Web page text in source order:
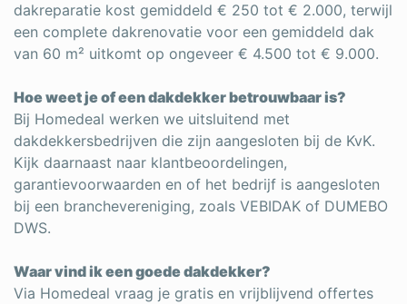
dakreparatie kost gemiddeld € 250 tot € 2.000, terwijl
een complete dakrenovatie voor een gemiddeld dak
van 60 m² uitkomt op ongeveer € 4.500 tot € 9.000.
Hoe weet je of een dakdekker betrouwbaar is?
Bij Homedeal werken we uitsluitend met
dakdekkersbedrijven die zijn aangesloten bij de KvK.
Kijk daarnaast naar klantbeoordelingen,
garantievoorwaarden en of het bedrijf is aangesloten
bij een branchevereniging, zoals VEBIDAK of DUMEBO
DWS.
Waar vind ik een goede dakdekker?
Via Homedeal vraag je gratis en vrijblijvend offertes